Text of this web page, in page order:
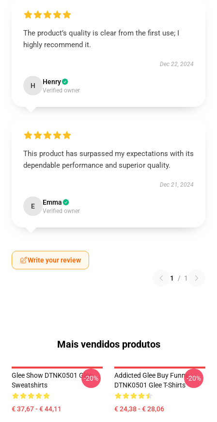
The product’s quality is clear from the first use; I
highly recommend it.
Dec 22, 2024
H Henry
Verified owner
This product has surpassed my expectations with its
dependable performance and superior quality.
Dec 21, 2024
E Emma
Verified owner
Write your review
1 / 1
Mais vendidos produtos
Glee Show DTNK0501 Glee
Sweatshirts
€ 37,67 - € 44,11
-20%
Addicted Glee Buy Funny
DTNK0501 Glee T-Shirts
€ 24,38 - € 28,06
-20%